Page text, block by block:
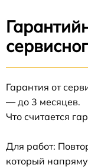
Гарантия от
— до 3 месяцев.
Что считается
Для работ:
который